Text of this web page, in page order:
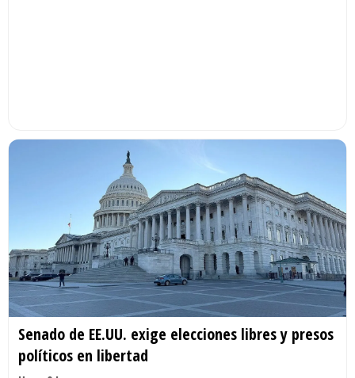
Senado de EE.UU. exige elecciones libres y presos
políticos en libertad